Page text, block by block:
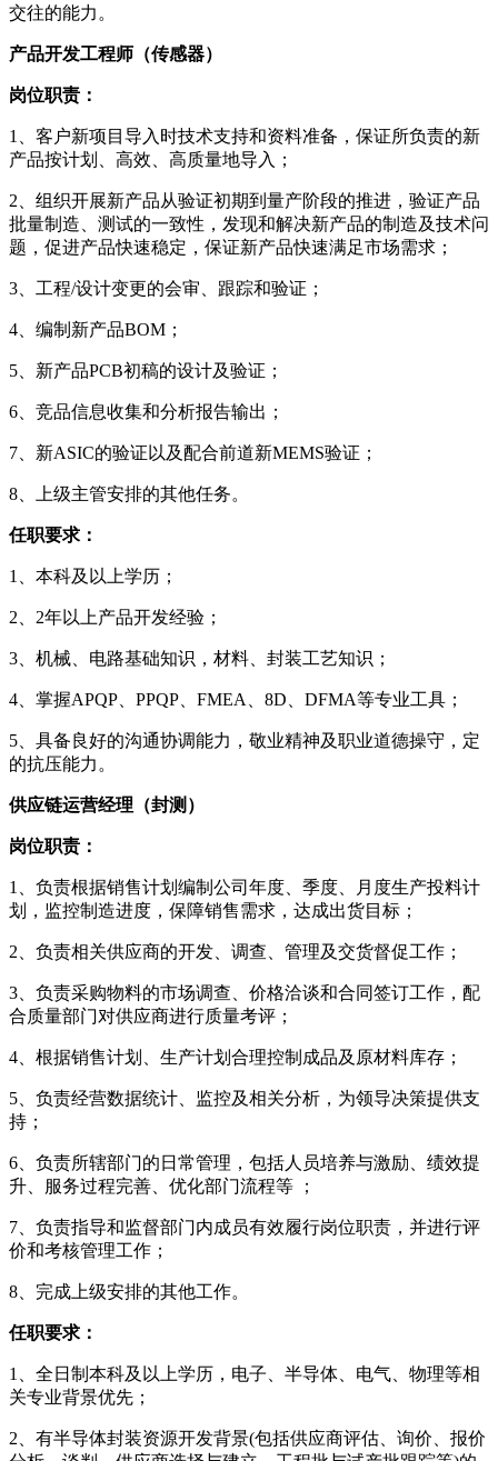
交往的能力。
产品开发工程师（传感器）
岗位职责：
1、客户新项目导入时技术支持和资料准备，保证所负责的新
产品按计划、高效、高质量地导入；
2、组织开展新产品从验证初期到量产阶段的推进，验证产品
批量制造、测试的一致性，发现和解决新产品的制造及技术问
题，促进产品快速稳定，保证新产品快速满足市场需求；
3、工程/设计变更的会审、跟踪和验证；
4、编制新产品BOM；
5、新产品PCB初稿的设计及验证；
6、竞品信息收集和分析报告输出；
7、新ASIC的验证以及配合前道新MEMS验证；
8、上级主管安排的其他任务。
任职要求：
1、本科及以上学历；
2、2年以上产品开发经验；
3、机械、电路基础知识，材料、封装工艺知识；
4、掌握APQP、PPQP、FMEA、8D、DFMA等专业工具；
5、具备良好的沟通协调能力，敬业精神及职业道德操守，定
的抗压能力。
供应链运营经理（封测）
岗位职责：
1、负责根据销售计划编制公司年度、季度、月度生产投料计
划，监控制造进度，保障销售需求，达成出货目标；
2、负责相关供应商的开发、调查、管理及交货督促工作；
3、负责采购物料的市场调查、价格洽谈和合同签订工作，配
合质量部门对供应商进行质量考评；
4、根据销售计划、生产计划合理控制成品及原材料库存；
5、负责经营数据统计、监控及相关分析，为领导决策提供支
持；
6、负责所辖部门的日常管理，包括人员培养与激励、绩效提
升、服务过程完善、优化部门流程等 ；
7、负责指导和监督部门内成员有效履行岗位职责，并进行评
价和考核管理工作；
8、完成上级安排的其他工作。
任职要求：
1、全日制本科及以上学历，电子、半导体、电气、物理等相
关专业背景优先；
2、有半导体封装资源开发背景(包括供应商评估、询价、报价